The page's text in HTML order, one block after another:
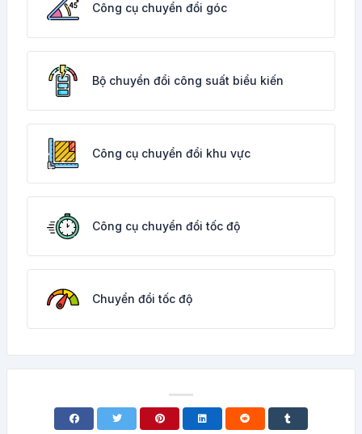
Công cụ chuyển đổi góc
Bộ chuyển đổi công suất biểu kiến
Công cụ chuyển đổi khu vực
Công cụ chuyển đổi tốc độ
Chuyển đổi tốc độ